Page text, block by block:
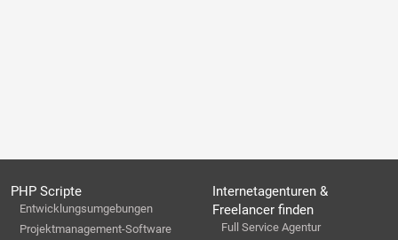
PHP Scripte
Entwicklungsumgebungen
Projektmanagement-Software
Internetagenturen &
Freelancer finden
Full Service Agentur